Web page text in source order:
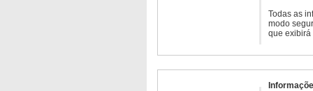
Todas as
modo
que exibirá